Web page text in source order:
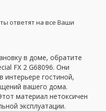
ответят на все Ваши
в доме, обратите
FX 2 G68096. Они
гостиной,
вашего дома.
материал нетоксичен
эксплуатации.